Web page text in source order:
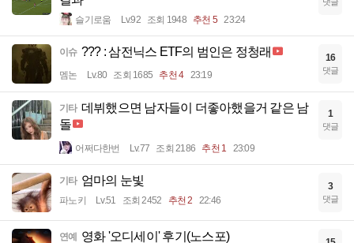
슬기로움 Lv.92 조회 1948 추천 5 23:24
이슈 ??? : 삼전닉스 ETF의 범인은 정청래
멤논 Lv.80 조회 1685 추천 4 23:19
16
댓글
기타 데뷔했으면 남자들이 더좋아했을거 같은 남
돌
어쩌다한번 Lv.77 조회 2186 추천 1 23:09
1
댓글
기타 엄마의 눈빛
파노키 Lv.51 조회 2452 추천 2 22:46
3
댓글
연예 영화 '오디세이' 후기(노스포)